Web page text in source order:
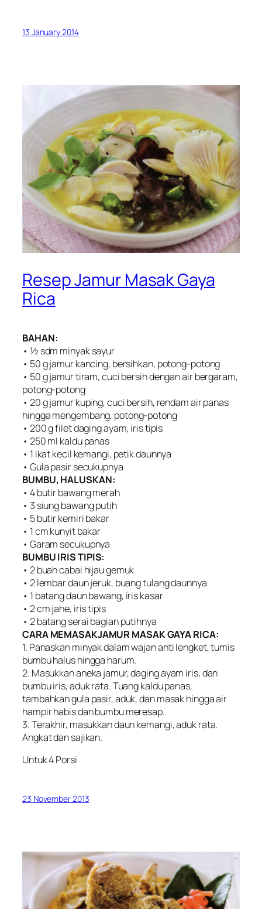
13 January 2014
Resep Jamur Masak Gaya
Rica
BAHAN:
• ½ sdm minyak sayur
• 50 g jamur kancing, bersihkan, potong-potong
• 50 g jamur tiram, cuci bersih dengan air bergaram,
potong-potong
• 20 g jamur kuping, cuci bersih, rendam air panas
hingga mengembang, potong-potong
• 200 g filet daging ayam, iris tipis
• 250 ml kaldu panas
• 1 ikat kecil kemangi, petik daunnya
• Gula pasir secukupnya
BUMBU, HALUSKAN:
• 4 butir bawang merah
• 3 siung bawang putih
• 5 butir kemiri bakar
• 1 cm kunyit bakar
• Garam secukupnya
BUMBU IRIS TIPIS:
• 2 buah cabai hijau gemuk
• 2 lembar daun jeruk, buang tulang daunnya
• 1 batang daun bawang, iris kasar
• 2 cm jahe, iris tipis
• 2 batang serai bagian putihnya
CARA MEMASAKJAMUR MASAK GAYA RICA:
1. Panaskan minyak dalam wajan anti lengket, tumis
bumbu halus hingga harum.
2. Masukkan aneka jamur, daging ayam iris, dan
bumbu iris, aduk rata. Tuang kaldu panas,
tambahkan gula pasir, aduk, dan masak hingga air
hampir habis dan bumbu meresap.
3. Terakhir, masukkan daun kemangi, aduk rata.
Angkat dan sajikan.
Untuk 4 Porsi
23 November 2013